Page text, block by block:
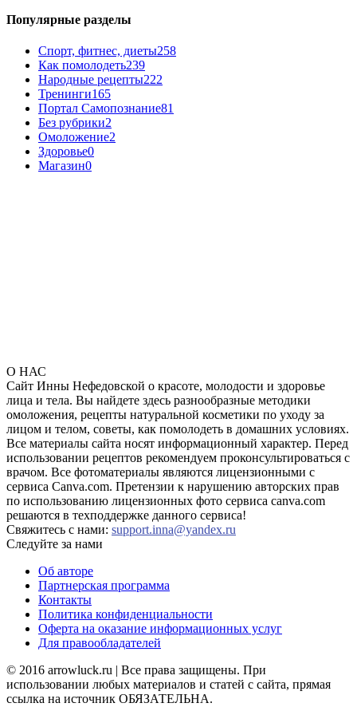
Популярные разделы
Спорт, фитнес, диеты258
Как помолодеть239
Народные рецепты222
Тренинги165
Портал Самопознание81
Без рубрики2
Омоложение2
Здоровье0
Магазин0
О НАС
Сайт Инны Нефедовской о красоте, молодости и здоровье
лица и тела. Вы найдете здесь разнообразные методики
омоложения, рецепты натуральной косметики по уходу за
лицом и телом, советы, как помолодеть в домашних условиях.
Все материалы сайта носят информационный характер. Перед
использовании рецептов рекомендуем проконсультироваться с
врачом. Все фотоматериалы являются лицензионными с
сервиса Canva.com. Претензии к нарушению авторских прав
по использованию лицензионных фото сервиса canva.com
решаются в техподдержке данного сервиса!
Свяжитесь с нами: support.inna@yandex.ru
Следуйте за нами
Об авторе
Партнерская программа
Контакты
Политика конфиденциальности
Оферта на оказание информационных услуг
Для правообладателей
© 2016 arrowluck.ru | Все права защищены. При
использовании любых материалов и статей с сайта, прямая
ссылка на источник ОБЯЗАТЕЛЬНА.